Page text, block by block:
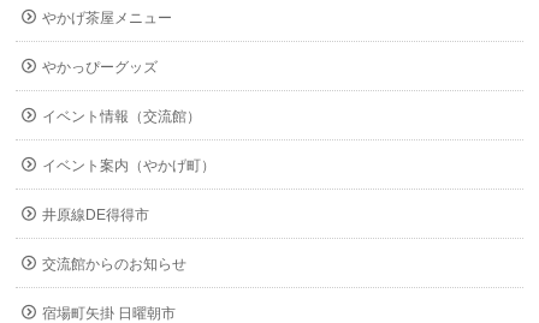
やかげ茶屋メニュー
やかっぴーグッズ
イベント情報（交流館）
イベント案内（やかげ町）
井原線DE得得市
交流館からのお知らせ
宿場町矢掛 日曜朝市